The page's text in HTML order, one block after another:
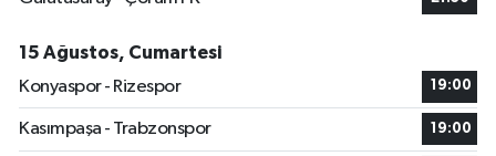
15 Ağustos, Cumartesi
Konyaspor - Rizespor
19:00
Kasımpaşa - Trabzonspor 19:00